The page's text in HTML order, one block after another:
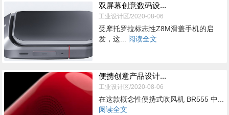
双屏幕创意数码设...
工业设计区/2020-08-06
受摩托罗拉标志性Z8M滑盖手机的启
发，这... 阅读全文
便携创意产品设计...
工业设计区/2020-08-06
在这款概念性便携式吹风机 BR555 中...
阅读全文